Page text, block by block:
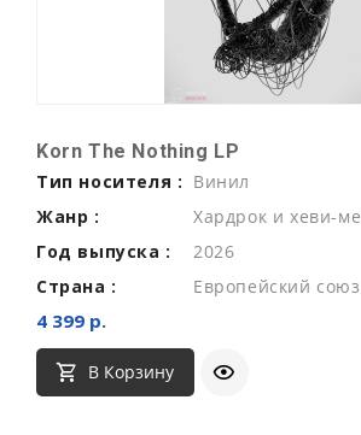
Korn The Nothing LP
Тип носителя : Винил
Жанр :
Хардрок и хеви-
Год выпуска :
2026
Страна :
Европейский союз
4 399 р.
В Корзину